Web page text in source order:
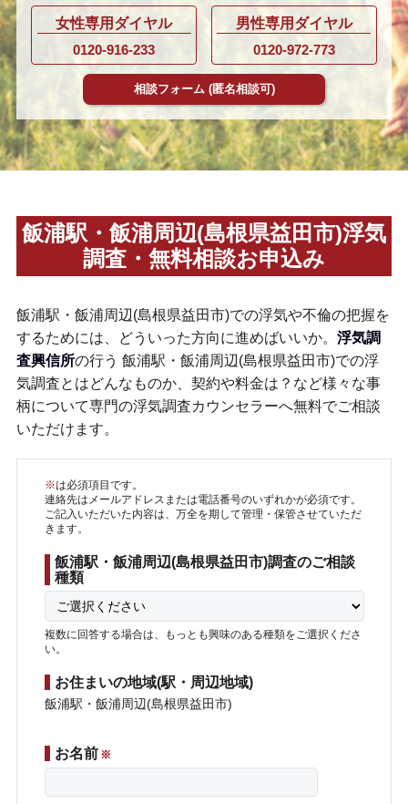
女性専用ダイヤル
0120-916-233
男性専用ダイヤル
0120-972-773
相談フォーム (匿名相談可)
飯浦駅・飯浦周辺(島根県益田市)浮気
調査・無料相談お申込み
飯浦駅・飯浦周辺(島根県益田市)での浮気や不倫の把握を
するためには、どういった方向に進めばいいか。 浮気調
査興信所の行う 飯浦駅・飯浦周辺(島根県益田市)での浮
気調査とはどんなものか、契約や料金は？など様々な事
柄について専門の浮気調査カウンセラーへ無料でご相談
いただけます。
※は必須項目です。
連絡先はメールアドレスまたは電話番号のいずれかが必須です。
ご記入いただいた内容は、万全を期して管理・保管させていただ
きます。
飯浦駅・飯浦周辺(島根県益田市)調査のご相談
種類
複数に回答する場合は、もっとも興味のある種類をご選択くださ
い。
お住まいの地域(駅・周辺地域)
飯浦駅・飯浦周辺(島根県益田市)
お名前 ※